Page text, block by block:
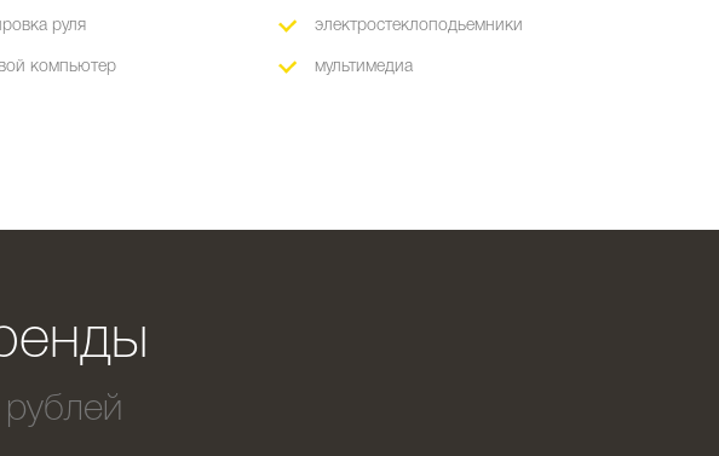
руля электростеклоподьемники
компьютер мультимедиа